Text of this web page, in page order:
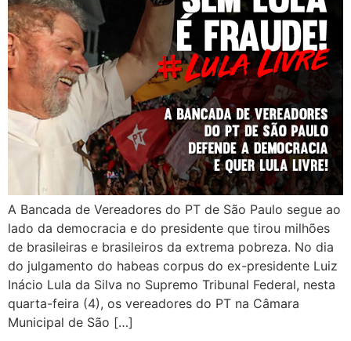
A Bancada de Vereadores do PT de São Paulo segue ao
lado da democracia e do presidente que tirou milhões
de brasileiras e brasileiros da extrema pobreza. No dia
do julgamento do habeas corpus do ex-presidente Luiz
Inácio Lula da Silva no Supremo Tribunal Federal, nesta
quarta-feira (4), os vereadores do PT na Câmara
Municipal de São […]